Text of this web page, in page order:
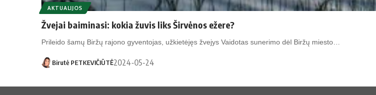
AKTUALIJOS
Žvejai baiminasi: kokia žuvis liks Širvėnos ežere?
Prileido šamų Biržų rajono gyventojas, užkietėjęs žvejys Vaidotas sunerimo dėl Biržų miesto…
Birutė PETKEVIČIŪTĖ2024-05-24